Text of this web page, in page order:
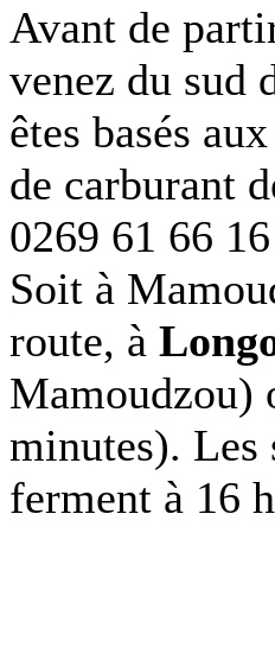
Avant de
venez du sud
êtes basés
de carburant
0269 61 66
Soit à
route, à
Mamoudzou)
minutes). Les
ferment à 16